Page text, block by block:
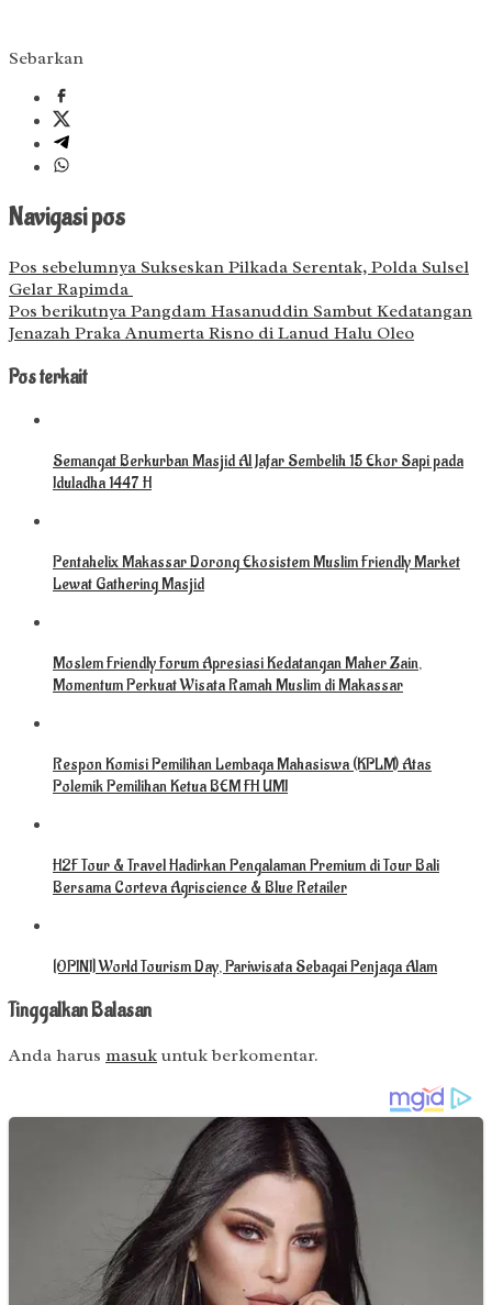
Sebarkan
Navigasi pos
Pos sebelumnya Sukseskan Pilkada Serentak, Polda Sulsel
Gelar Rapimda
Pos berikutnya Pangdam Hasanuddin Sambut Kedatangan
Jenazah Praka Anumerta Risno di Lanud Halu Oleo
Pos terkait
Semangat Berkurban Masjid Al Jafar Sembelih 15 Ekor Sapi pada
Iduladha 1447 H
Pentahelix Makassar Dorong Ekosistem Muslim Friendly Market
Lewat Gathering Masjid
Moslem Friendly Forum Apresiasi Kedatangan Maher Zain,
Momentum Perkuat Wisata Ramah Muslim di Makassar
Respon Komisi Pemilihan Lembaga Mahasiswa (KPLM) Atas
Polemik Pemilihan Ketua BEM FH UMI
H2F Tour & Travel Hadirkan Pengalaman Premium di Tour Bali
Bersama Corteva Agriscience & Blue Retailer
[OPINI] World Tourism Day, Pariwisata Sebagai Penjaga Alam
Tinggalkan Balasan
Anda harus masuk untuk berkomentar.